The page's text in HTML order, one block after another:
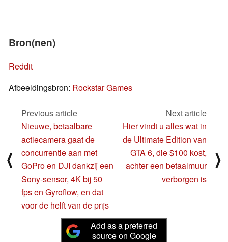
Bron(nen)
Reddit
Afbeeldingsbron: Rockstar Games
⟨
Previous article
Nieuwe, betaalbare
actiecamera gaat de
concurrentie aan met
GoPro en DJI dankzij een
Sony-sensor, 4K bij 50
fps en Gyroflow, en dat
voor de helft van de prijs
Next article
Hier vindt u alles wat in
de Ultimate Edition van
GTA 6, die $100 kost,
achter een betaalmuur
verborgen is
⟩
Add as a preferred
source on Google